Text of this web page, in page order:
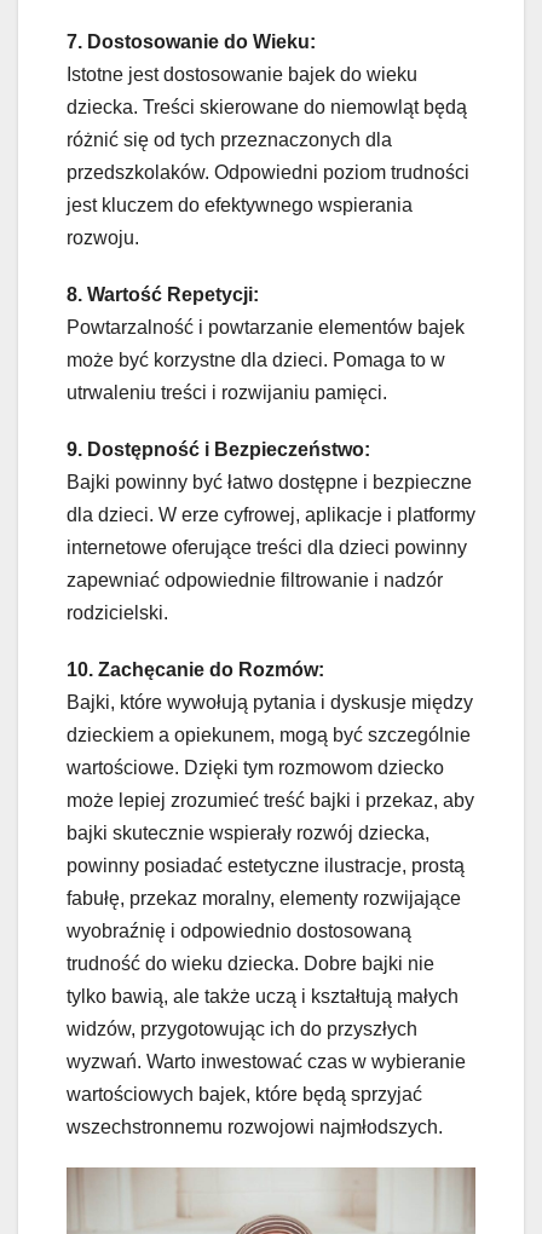
7. Dostosowanie do Wieku:
Istotne jest dostosowanie bajek do wieku
dziecka. Treści skierowane do niemowląt będą
różnić się od tych przeznaczonych dla
przedszkolaków. Odpowiedni poziom trudności
jest kluczem do efektywnego wspierania
rozwoju.
8. Wartość Repetycji:
Powtarzalność i powtarzanie elementów bajek
może być korzystne dla dzieci. Pomaga to w
utrwaleniu treści i rozwijaniu pamięci.
9. Dostępność i Bezpieczeństwo:
Bajki powinny być łatwo dostępne i bezpieczne
dla dzieci. W erze cyfrowej, aplikacje i platformy
internetowe oferujące treści dla dzieci powinny
zapewniać odpowiednie filtrowanie i nadzór
rodzicielski.
10. Zachęcanie do Rozmów:
Bajki, które wywołują pytania i dyskusje między
dzieckiem a opiekunem, mogą być szczególnie
wartościowe. Dzięki tym rozmowom dziecko
może lepiej zrozumieć treść bajki i przekaz, aby
bajki skutecznie wspierały rozwój dziecka,
powinny posiadać estetyczne ilustracje, prostą
fabułę, przekaz moralny, elementy rozwijające
wyobraźnię i odpowiednio dostosowaną
trudność do wieku dziecka. Dobre bajki nie
tylko bawią, ale także uczą i kształtują małych
widzów, przygotowując ich do przyszłych
wyzwań. Warto inwestować czas w wybieranie
wartościowych bajek, które będą sprzyjać
wszechstronnemu rozwojowi najmłodszych.